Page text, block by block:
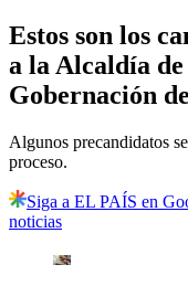
Estos son los
a la Alcaldía
Gobernación
Algunos precandidatos
proceso.
Siga a EL PAÍS en
noticias